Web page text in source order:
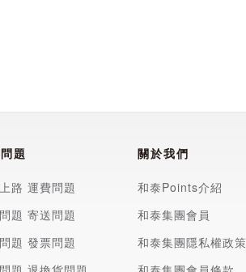
題
路
題
題
運費問題
寄送問題
發票問題
關於我們
和泰Points介紹
和泰集團會員
和泰集團隱私權政策